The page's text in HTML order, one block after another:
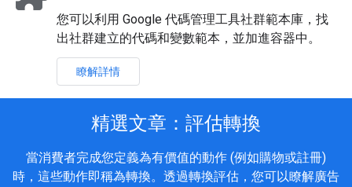
您可以利用 Google 代碼管理工具社群範本庫，找
出社群建立的代碼和變數範本，並加進容器中。
瞭解詳情
精選文章：評估轉換
當消費者完成您定義為有價值的動作 (例如購物或註冊)
時，這些動作即稱為轉換。透過轉換評估，您可以瞭解廣告